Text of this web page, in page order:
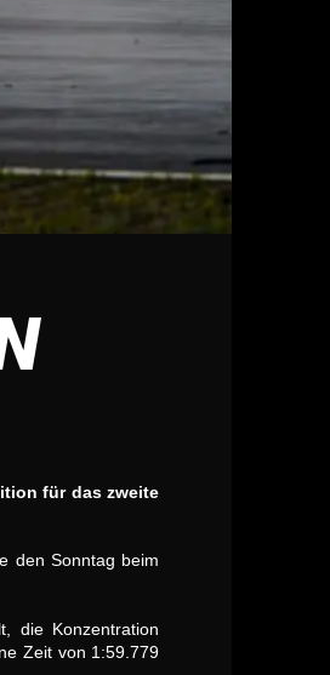
für das zweite
den Sonntag beim
die Konzentration
Zeit von 1:59.779